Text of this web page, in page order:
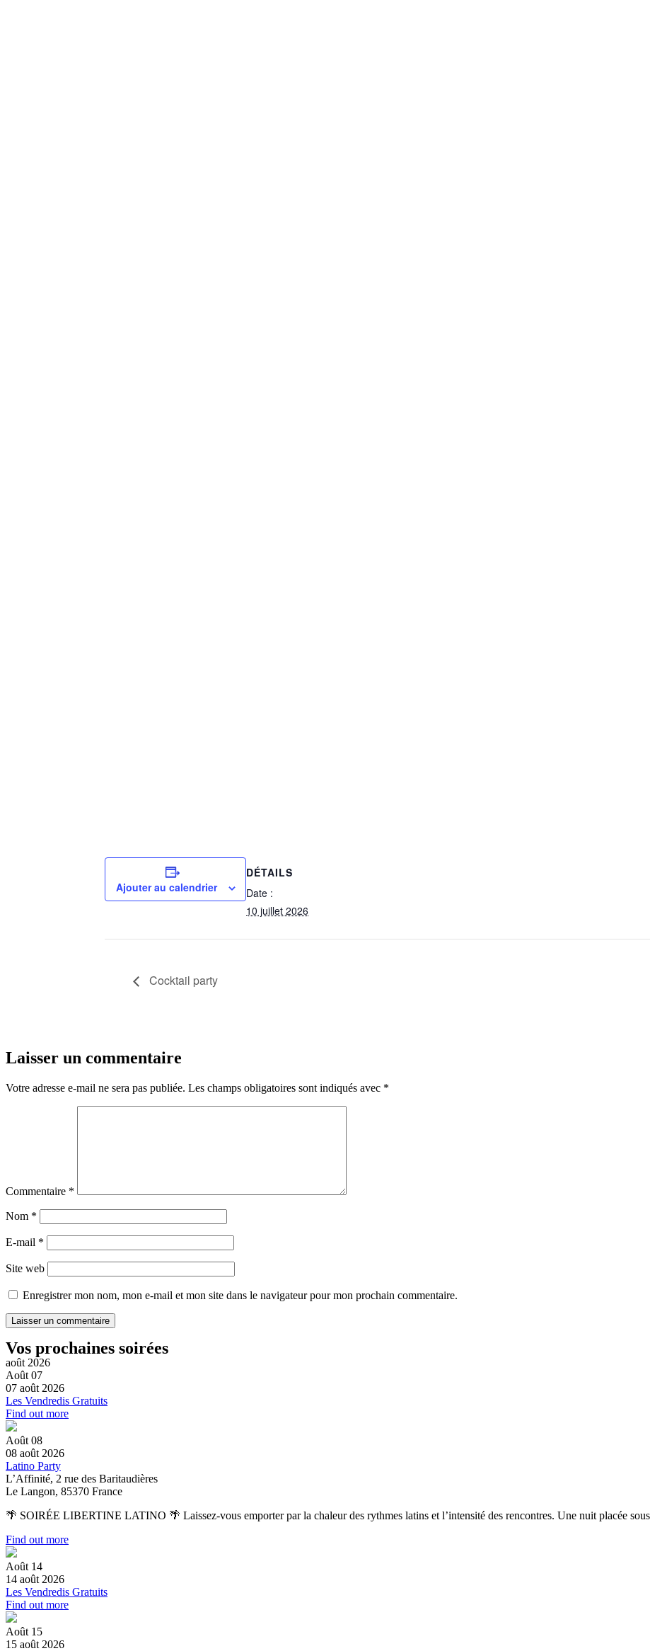
Ajouter au calendrier
DÉTAILS
Date :
10 juillet 2026
Cocktail party
Laisser un commentaire
Votre adresse e-mail ne sera pas publiée. Les champs obligatoires sont indiqués avec *
Commentaire *
Nom *
E-mail *
Site web
Enregistrer mon nom, mon e-mail et mon site dans le navigateur pour mon prochain commentaire.
Vos prochaines soirées
août 2026
Août 07
07 août 2026
Les Vendredis Gratuits
Find out more
Août 08
08 août 2026
Latino Party
L’Affinité, 2 rue des Baritaudières
Le Langon, 85370 France
🌴 SOIRÉE LIBERTINE LATINO 🌴 Laissez-vous emporter par la chaleur des rythmes latins et l’intensité des rencontres. Une nuit placée
Find out more
Août 14
14 août 2026
Les Vendredis Gratuits
Find out more
Août 15
15 août 2026